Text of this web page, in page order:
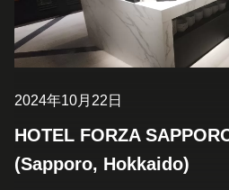
2024年10月22日
HOTEL FORZA
(Sapporo, Hokkaido)